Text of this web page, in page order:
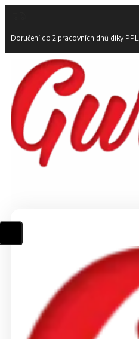
Doručení do 2 pracovních dnů díky PPL